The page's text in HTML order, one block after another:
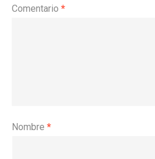
Comentario *
Nombre *